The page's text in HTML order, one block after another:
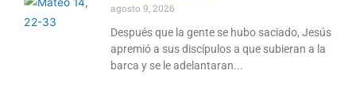
agosto 9, 2026
Después que la gente se hubo saciado, Jesús
apremió a sus discípulos a que subieran a la
barca y se le adelantaran